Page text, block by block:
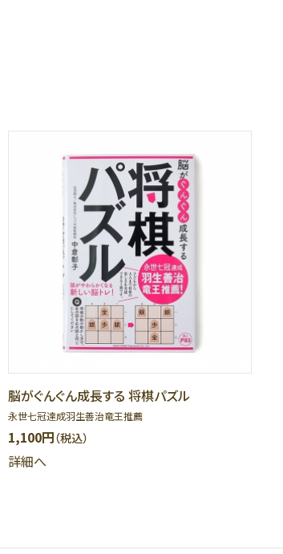
脳がぐんぐん成長する 将棋パズル
永世七冠達成羽生善治竜王推薦
1,100円（税込）
詳細へ